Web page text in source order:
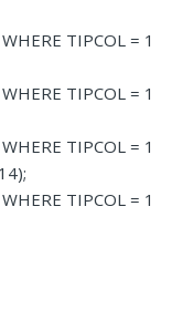
TIPCOL = 1
TIPCOL = 1
TIPCOL = 1
TIPCOL = 1